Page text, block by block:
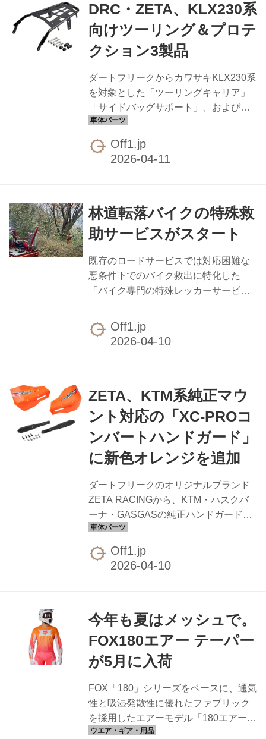
両に対応。ロックリングをマイナスド
ライバーで叩いて、リングあるいはド
ライバーを駄目にする前に、専用工具
を揃えておくと幸せになれます。
ENZO racingオーナーのロス・マエダ
氏が元KAYABAサスペンションで25年
以上積んだキャリア...
DRC・ZETA、KLX230系
向けツーリング＆プロテ
クション3製品
ダートフリークからカワサキKLX230系
を対象とした「ツーリングキャリア」
「サイドバッグサポート」、および
「パイプエンジンガード」の3製品が発
表されました。 DRC「ツーリングキャ
リア」は車種専用設計で、グラブバー
積載に便利な荷掛けフックを装備。パ
イプ直径は16mmで、錆や擦れに強いブ
ラック粉体塗装仕上げとされていま
す。DRCサイドバッグサポートとの同
時装着にも対応しており、フィッテイ
ングもばっちり。 「サイドバッグサポ
Off1.jp
林道転落バイクの特殊救
助サービスがスタート
既存のロードサービスでは対応困難な
悪条件下でのバイク救出に特化した
「バイク専門の特殊レッカーサービ
て本格展開。重機が入れない林道、悪
路、狭小路、急勾配といった過酷な現
通常のレッカー車が入れない狭い林道
でも進入可能な専用装備の軽トラック
を使用。荷台に搭載したクレーンと、
ロープ・チェーン・各種救助装備を連
携させてバイクを引き上げる仕組みで
す。車両が進入できない現場ではバイ
クでの入山や徒歩登山で対応し、ハン
ドウインチや滑車を用いた人力での引
き上げも実施...
Off1.jp
ZETA、KTM系純正マウ
ント対応の「XC-PROコ
ンバートハンドガード」
に新色オレンジを追加
ダートフリークのオリジナルブランド
ZETA RACINGから、KTM・ハスクバ
ーナ・GASGASの純正ハンドガードマ
ウントにボルトオンで装着できる「XC-
PROコンバートハンドガード」に、新
色オレンジがデビュー。 本製品は、純
っています。丈夫なKTM系純正ハンド
ガードマウントへの取り付けに対応し
ているのがポイント。 ZETA XC-PRO
コンバートハンドガード ￥6,600（税
（新色追加） 品番：G6767 / ZE74-
1013
Off1.jp
今年も夏はメッシュで。
FOX180エアー テーパー
が5月に入荷
FOX「180」シリーズをベースに、通気
性と吸湿発散性に優れたファブリック
を採用したエアーモデル「180エアー
テーパー」のジャージ・パンツが2026